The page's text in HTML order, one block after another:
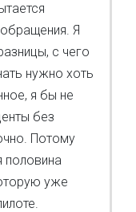
Я
с чего
нужно хоть
я бы не
без
Потому
половина
уже